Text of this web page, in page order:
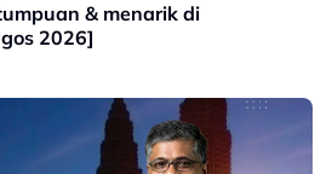
& menarik di
2026]